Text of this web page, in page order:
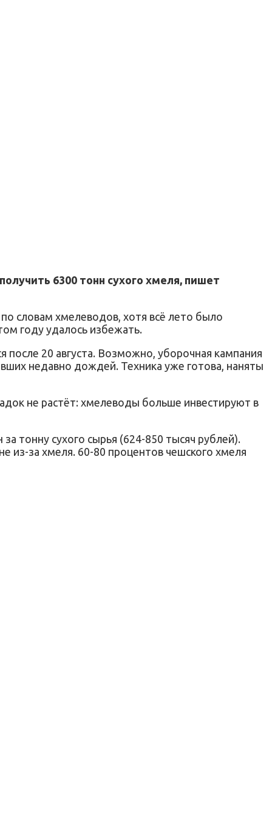
6300 тонн сухого хмеля, пишет
словам хмелеводов, хотя всё лето было
году удалось избежать.
20 августа. Возможно, уборочная кампания
недавно дождей. Техника уже готова, наняты
не растёт: хмелеводы больше инвестируют в
тонну сухого сырья (624-850 тысяч рублей).
из-за хмеля. 60-80 процентов чешского хмеля